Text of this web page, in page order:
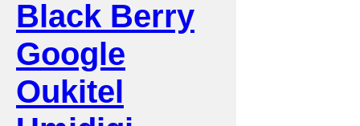
Black Berry
Google
Oukitel